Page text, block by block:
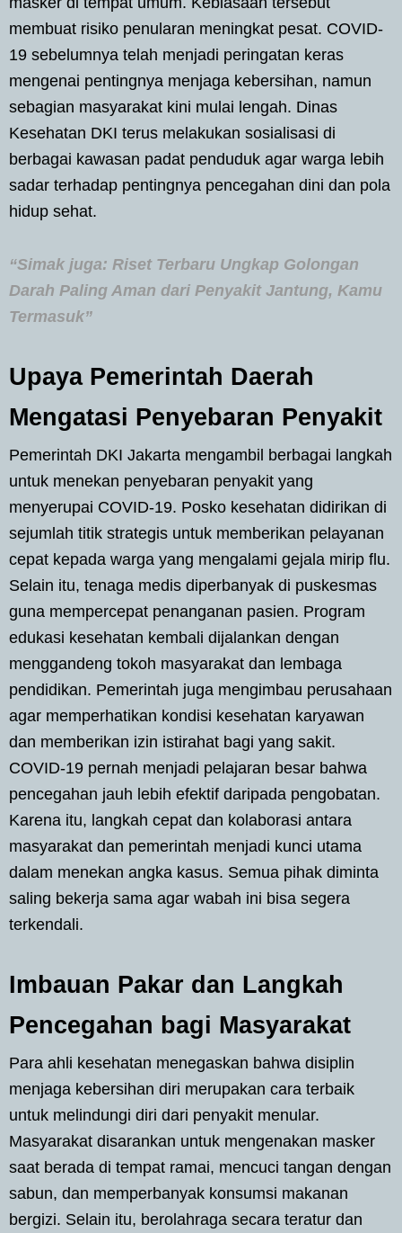
membuat risiko penularan meningkat pesat. COVID-
19 sebelumnya telah menjadi peringatan keras
mengenai pentingnya menjaga kebersihan, namun
sebagian masyarakat kini mulai lengah. Dinas
Kesehatan DKI terus melakukan sosialisasi di
berbagai kawasan padat penduduk agar warga lebih
sadar terhadap pentingnya pencegahan dini dan pola
hidup sehat.
“Simak juga: Riset Terbaru Ungkap Golongan
Darah Paling Aman dari Penyakit Jantung, Kamu
Termasuk”
Upaya Pemerintah Daerah
Mengatasi Penyebaran Penyakit
Pemerintah DKI Jakarta mengambil berbagai langkah
untuk menekan penyebaran penyakit yang
menyerupai COVID-19. Posko kesehatan didirikan di
sejumlah titik strategis untuk memberikan pelayanan
cepat kepada warga yang mengalami gejala mirip flu.
Selain itu, tenaga medis diperbanyak di puskesmas
guna mempercepat penanganan pasien. Program
edukasi kesehatan kembali dijalankan dengan
menggandeng tokoh masyarakat dan lembaga
pendidikan. Pemerintah juga mengimbau perusahaan
agar memperhatikan kondisi kesehatan karyawan
dan memberikan izin istirahat bagi yang sakit.
COVID-19 pernah menjadi pelajaran besar bahwa
pencegahan jauh lebih efektif daripada pengobatan.
Karena itu, langkah cepat dan kolaborasi antara
masyarakat dan pemerintah menjadi kunci utama
dalam menekan angka kasus. Semua pihak diminta
saling bekerja sama agar wabah ini bisa segera
terkendali.
Imbauan Pakar dan Langkah
Pencegahan bagi Masyarakat
Para ahli kesehatan menegaskan bahwa disiplin
menjaga kebersihan diri merupakan cara terbaik
untuk melindungi diri dari penyakit menular.
Masyarakat disarankan untuk mengenakan masker
saat berada di tempat ramai, mencuci tangan dengan
sabun, dan memperbanyak konsumsi makanan
bergizi. Selain itu, berolahraga secara teratur dan